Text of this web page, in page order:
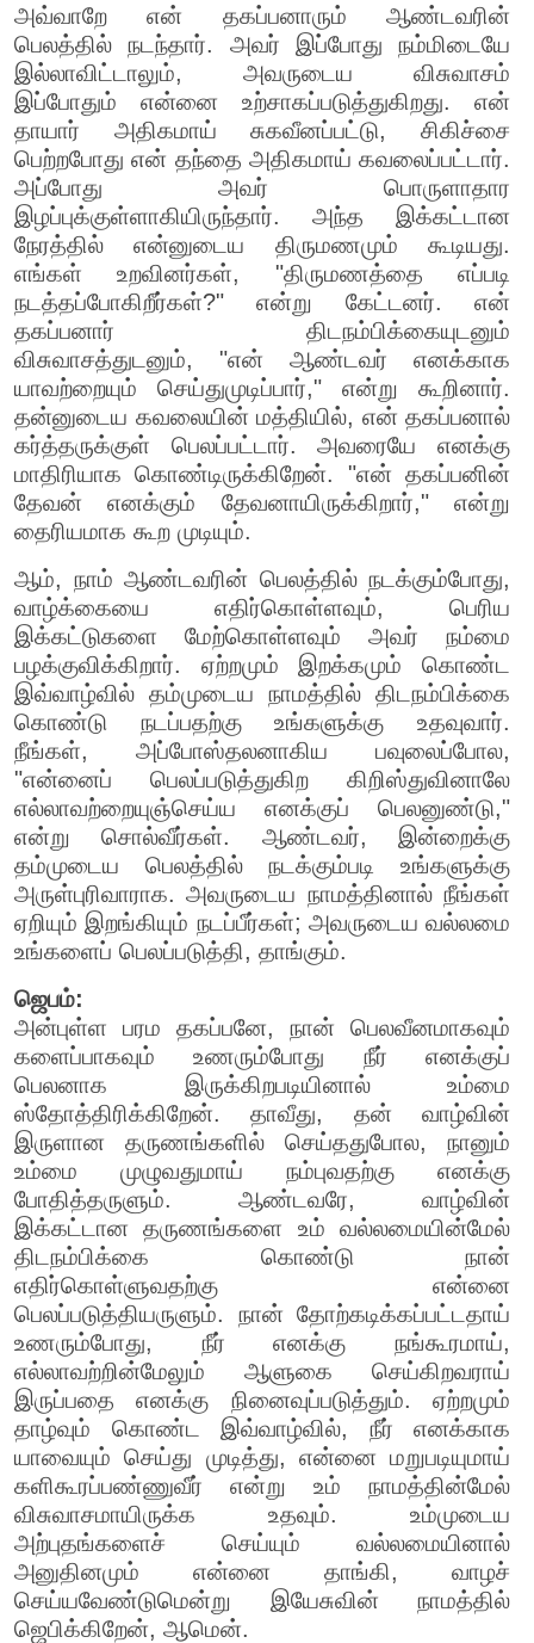
அவ்வாறே என் தகப்பனாரும் ஆண்டவரின்
பெலத்தில் நடந்தார். அவர் இப்போது நம்மிடையே
இல்லாவிட்டாலும், அவருடைய விசுவாசம்
இப்போதும் என்னை உற்சாகப்படுத்துகிறது. என்
தாயார் அதிகமாய் சுகவீனப்பட்டு, சிகிச்சை
பெற்றபோது என் தந்தை அதிகமாய் கவலைப்பட்டார்.
அப்போது அவர் பொருளாதார
இழப்புக்குள்ளாகியிருந்தார். அந்த இக்கட்டான
நேரத்தில் என்னுடைய திருமணமும் கூடியது.
எங்கள் உறவினர்கள், "திருமணத்தை எப்படி
நடத்தப்போகிறீர்கள்?" என்று கேட்டனர். என்
தகப்பனார் திடநம்பிக்கையுடனும்
விசுவாசத்துடனும், "என் ஆண்டவர் எனக்காக
யாவற்றையும் செய்துமுடிப்பார்," என்று கூறினார்.
தன்னுடைய கவலையின் மத்தியில், என் தகப்பனால்
கர்த்தருக்குள் பெலப்பட்டார். அவரையே எனக்கு
மாதிரியாக கொண்டிருக்கிறேன். "என் தகப்பனின்
தேவன் எனக்கும் தேவனாயிருக்கிறார்," என்று
தைரியமாக கூற முடியும்.
ஆம், நாம் ஆண்டவரின் பெலத்தில் நடக்கும்போது,
வாழ்க்கையை எதிர்கொள்ளவும், பெரிய
இக்கட்டுகளை மேற்கொள்ளவும் அவர் நம்மை
பழக்குவிக்கிறார். ஏற்றமும் இறக்கமும் கொண்ட
இவ்வாழ்வில் தம்முடைய நாமத்தில் திடநம்பிக்கை
கொண்டு நடப்பதற்கு உங்களுக்கு உதவுவார்.
நீங்கள், அப்போஸ்தலனாகிய பவுலைப்போல,
"என்னைப் பெலப்படுத்துகிற கிறிஸ்துவினாலே
எல்லாவற்றையுஞ்செய்ய எனக்குப் பெலனுண்டு,"
என்று சொல்வீர்கள். ஆண்டவர், இன்றைக்கு
தம்முடைய பெலத்தில் நடக்கும்படி உங்களுக்கு
அருள்புரிவாராக. அவருடைய நாமத்தினால் நீங்கள்
ஏறியும் இறங்கியும் நடப்பீர்கள்; அவருடைய வல்லமை
உங்களைப் பெலப்படுத்தி, தாங்கும்.
ஜெபம்:
அன்புள்ள பரம தகப்பனே, நான் பெலவீனமாகவும்
களைப்பாகவும் உணரும்போது நீர் எனக்குப்
பெலனாக இருக்கிறபடியினால் உம்மை
ஸ்தோத்திரிக்கிறேன். தாவீது, தன் வாழ்வின்
இருளான தருணங்களில் செய்ததுபோல, நானும்
உம்மை முழுவதுமாய் நம்புவதற்கு எனக்கு
போதித்தருளும். ஆண்டவரே, வாழ்வின்
இக்கட்டான தருணங்களை உம் வல்லமையின்மேல்
திடநம்பிக்கை கொண்டு நான்
எதிர்கொள்ளுவதற்கு என்னை
பெலப்படுத்தியருளும். நான் தோற்கடிக்கப்பட்டதாய்
உணரும்போது, நீர் எனக்கு நங்கூரமாய்,
எல்லாவற்றின்மேலும் ஆளுகை செய்கிறவராய்
இருப்பதை எனக்கு நினைவுப்படுத்தும். ஏற்றமும்
தாழ்வும் கொண்ட இவ்வாழ்வில், நீர் எனக்காக
யாவையும் செய்து முடித்து, என்னை மறுபடியுமாய்
களிகூரப்பண்ணுவீர் என்று உம் நாமத்தின்மேல்
விசுவாசமாயிருக்க உதவும். உம்முடைய
அற்புதங்களைச் செய்யும் வல்லமையினால்
அனுதினமும் என்னை தாங்கி, வாழச்
செய்யவேண்டுமென்று இயேசுவின் நாமத்தில்
ஜெபிக்கிறேன், ஆமென்.